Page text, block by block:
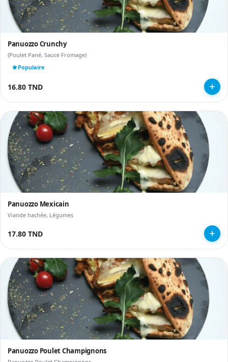
Panuozzo Crunchy
(Poulet Pané, Sauce Fromage)
Populaire
16.80 TND
Panuozzo Mexicain
Viande hachée, Légumes
17.80 TND
Panuozzo Poulet Champignons